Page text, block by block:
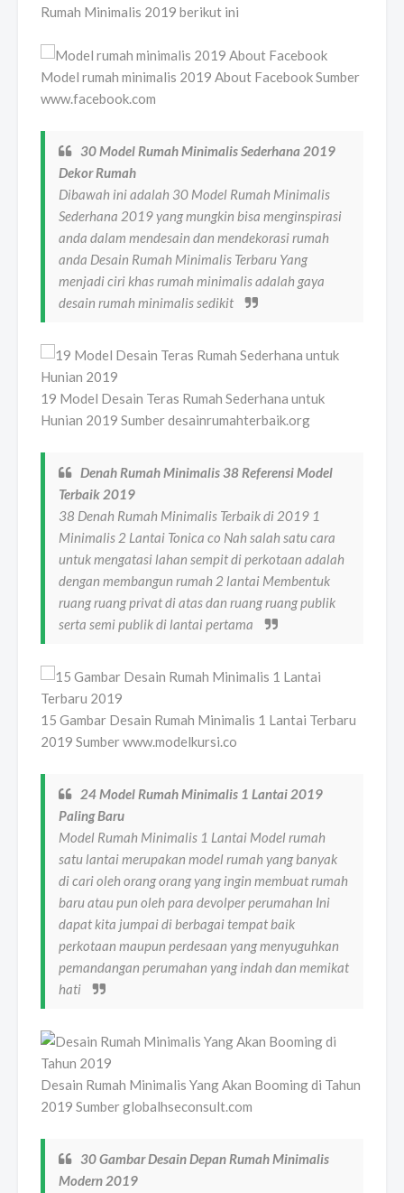
Rumah Minimalis 2019 berikut ini
Model rumah minimalis 2019 About Facebook Sumber
www.facebook.com
30 Model Rumah Minimalis Sederhana 2019
Dekor Rumah
Dibawah ini adalah 30 Model Rumah Minimalis
Sederhana 2019 yang mungkin bisa menginspirasi
anda dalam mendesain dan mendekorasi rumah
anda Desain Rumah Minimalis Terbaru Yang
menjadi ciri khas rumah minimalis adalah gaya
desain rumah minimalis sedikit
19 Model Desain Teras Rumah Sederhana untuk
Hunian 2019 Sumber desainrumahterbaik.org
Denah Rumah Minimalis 38 Referensi Model
Terbaik 2019
38 Denah Rumah Minimalis Terbaik di 2019 1
Minimalis 2 Lantai Tonica co Nah salah satu cara
untuk mengatasi lahan sempit di perkotaan adalah
dengan membangun rumah 2 lantai Membentuk
ruang ruang privat di atas dan ruang ruang publik
serta semi publik di lantai pertama
15 Gambar Desain Rumah Minimalis 1 Lantai Terbaru
2019 Sumber www.modelkursi.co
24 Model Rumah Minimalis 1 Lantai 2019
Paling Baru
Model Rumah Minimalis 1 Lantai Model rumah
satu lantai merupakan model rumah yang banyak
di cari oleh orang orang yang ingin membuat rumah
baru atau pun oleh para devolper perumahan Ini
dapat kita jumpai di berbagai tempat baik
perkotaan maupun perdesaan yang menyuguhkan
pemandangan perumahan yang indah dan memikat
hati
Desain Rumah Minimalis Yang Akan Booming di Tahun
2019 Sumber globalhseconsult.com
30 Gambar Desain Depan Rumah Minimalis
Modern 2019